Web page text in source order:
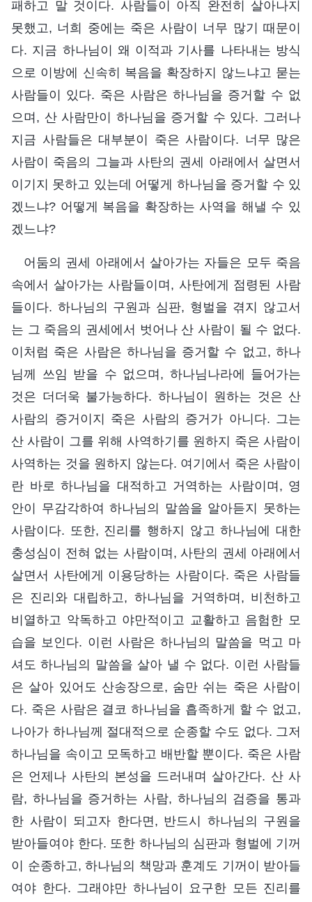
패하고 말 것이다. 사람들이 아직 완전히 살아나지
못했고, 너희 중에는 죽은 사람이 너무 많기 때문이
다. 지금 하나님이 왜 이적과 기사를 나타내는 방식
으로 이방에 신속히 복음을 확장하지 않느냐고 묻는
사람들이 있다. 죽은 사람은 하나님을 증거할 수 없
으며, 산 사람만이 하나님을 증거할 수 있다. 그러나
지금 사람들은 대부분이 죽은 사람이다. 너무 많은
사람이 죽음의 그늘과 사탄의 권세 아래에서 살면서
이기지 못하고 있는데 어떻게 하나님을 증거할 수 있
겠느냐? 어떻게 복음을 확장하는 사역을 해낼 수 있
겠느냐?
어둠의 권세 아래에서 살아가는 자들은 모두 죽음
속에서 살아가는 사람들이며, 사탄에게 점령된 사람
들이다. 하나님의 구원과 심판, 형벌을 겪지 않고서
는 그 죽음의 권세에서 벗어나 산 사람이 될 수 없다.
이처럼 죽은 사람은 하나님을 증거할 수 없고, 하나
님께 쓰임 받을 수 없으며, 하나님나라에 들어가는
것은 더더욱 불가능하다. 하나님이 원하는 것은 산
사람의 증거이지 죽은 사람의 증거가 아니다. 그는
산 사람이 그를 위해 사역하기를 원하지 죽은 사람이
사역하는 것을 원하지 않는다. 여기에서 죽은 사람이
란 바로 하나님을 대적하고 거역하는 사람이며, 영
안이 무감각하여 하나님의 말씀을 알아듣지 못하는
사람이다. 또한, 진리를 행하지 않고 하나님에 대한
충성심이 전혀 없는 사람이며, 사탄의 권세 아래에서
살면서 사탄에게 이용당하는 사람이다. 죽은 사람들
은 진리와 대립하고, 하나님을 거역하며, 비천하고
비열하고 악독하고 야만적이고 교활하고 음험한 모
습을 보인다. 이런 사람은 하나님의 말씀을 먹고 마
셔도 하나님의 말씀을 살아 낼 수 없다. 이런 사람들
은 살아 있어도 산송장으로, 숨만 쉬는 죽은 사람이
다. 죽은 사람은 결코 하나님을 흡족하게 할 수 없고,
나아가 하나님께 절대적으로 순종할 수도 없다. 그저
하나님을 속이고 모독하고 배반할 뿐이다. 죽은 사람
은 언제나 사탄의 본성을 드러내며 살아간다. 산 사
람, 하나님을 증거하는 사람, 하나님의 검증을 통과
한 사람이 되고자 한다면, 반드시 하나님의 구원을
받아들여야 한다. 또한 하나님의 심판과 형벌에 기꺼
이 순종하고, 하나님의 책망과 훈계도 기꺼이 받아들
여야 한다. 그래야만 하나님이 요구한 모든 진리를